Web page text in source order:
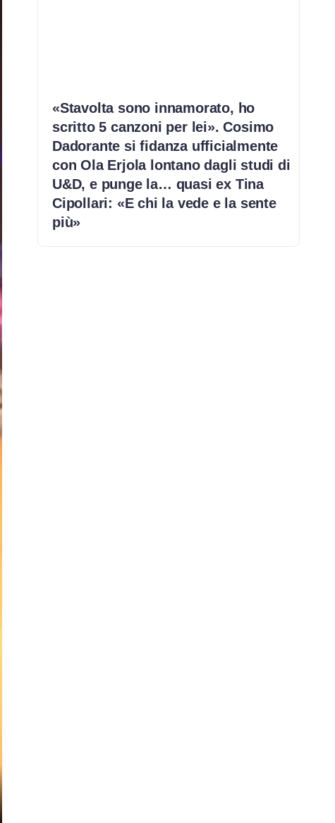
«Stavolta sono innamorato, ho
scritto 5 canzoni per lei». Cosimo
Dadorante si fidanza ufficialmente
con Ola Erjola lontano dagli studi di
U&D, e punge la… quasi ex Tina
Cipollari: «E chi la vede e la sente
più»